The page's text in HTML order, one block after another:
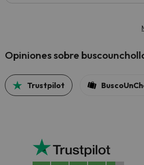
Opiniones sobre
Trustpilot